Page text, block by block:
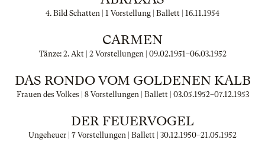
4. Bild Schatten | 1 Vorstellung | Ballett | 16.11.1954
CARMEN
Tänze: 2. Akt | 2 Vorstellungen | 09.02.1951–06.03.1952
DAS RONDO VOM GOLDENEN KALB
Frauen des Volkes | 8 Vorstellungen | Ballett | 03.05.1952–07.12.1953
DER FEUERVOGEL
Ungeheuer | 7 Vorstellungen | Ballett | 30.12.1950–21.05.1952